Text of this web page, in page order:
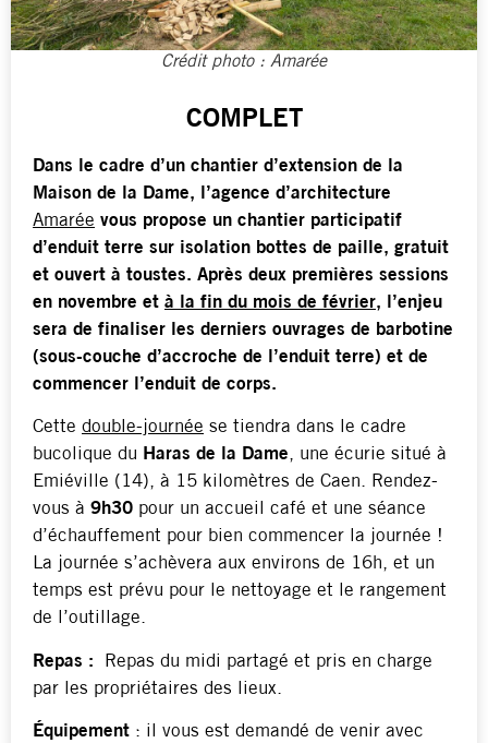
Crédit photo : Amarée
COMPLET
Dans le cadre d’un chantier d’extension de la
Maison de la Dame, l’agence d’architecture
Amarée vous propose un chantier participatif
d’enduit terre sur isolation bottes de paille, gratuit
et ouvert à toustes. Après deux premières sessions
en novembre et à la fin du mois de février, l’enjeu
sera de finaliser les derniers ouvrages de barbotine
(sous-couche d’accroche de l’enduit terre) et de
commencer l’enduit de corps.
Cette double-journée se tiendra dans le cadre
bucolique du Haras de la Dame, une écurie situé à
Emiéville (14), à 15 kilomètres de Caen. Rendez-
vous à 9h30 pour un accueil café et une séance
d’échauffement pour bien commencer la journée !
La journée s’achèvera aux environs de 16h, et un
temps est prévu pour le nettoyage et le rangement
de l’outillage.
Repas :
Repas du midi partagé et pris en charge
par les propriétaires des lieux.
Équipement : il vous est demandé de venir avec